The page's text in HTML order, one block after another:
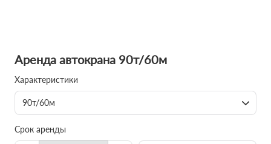
Аренда автокрана 90т/60м
Характеристики
90т/60м
Срок аренды